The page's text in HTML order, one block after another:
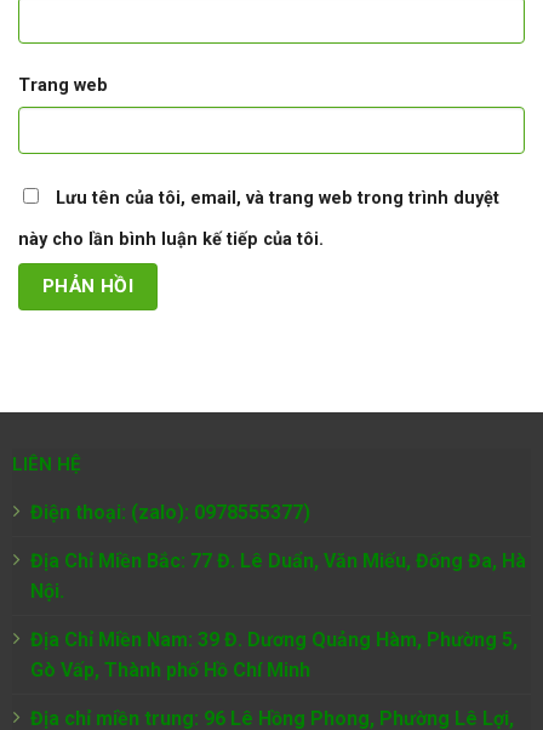
Trang web
Lưu tên của tôi, email, và trang web trong trình duyệt
này cho lần bình luận kế tiếp của tôi.
LIÊN HỆ
Điện thoại: (zalo): 0978555377)
Địa Chỉ Miền Bắc: 77 Đ. Lê Duẩn, Văn Miếu, Đống Đa, Hà
Nội.
Địa Chỉ Miền Nam: 39 Đ. Dương Quảng Hàm, Phường 5,
Gò Vấp, Thành phố Hồ Chí Minh
Địa chỉ miền trung: 96 Lê Hồng Phong, Phường Lê Lợi,